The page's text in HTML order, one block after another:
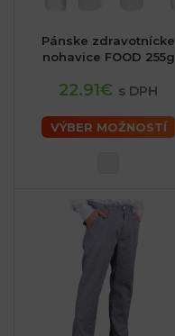
Pánske zdravotnícke
nohavice FOOD 255g
22.91€ s DPH
VÝBER MOŽNOSTÍ